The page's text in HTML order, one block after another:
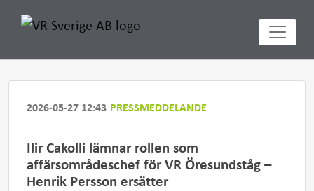
2026-05-27 12:43 PRESSMEDDELANDE
Ilir Cakolli lämnar rollen som
affärsområdeschef för VR Öresundståg –
Henrik Persson ersätter